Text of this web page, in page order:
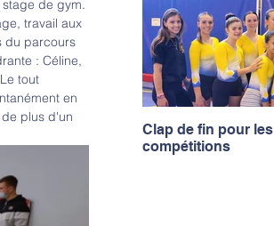
Clap de fin pour les
compétitions
de gym.
travail aux
du parcours
: Céline,
tout
en
plus d'un